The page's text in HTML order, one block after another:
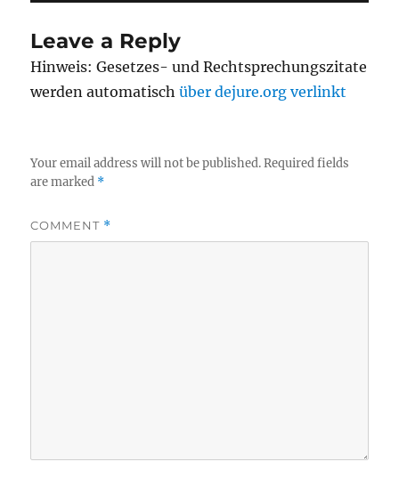
Leave a Reply
Hinweis: Gesetzes- und Rechtsprechungszitate
werden automatischüber dejure.org verlinkt
Your email address will not be published. Required fields
are marked *
COMMENT *